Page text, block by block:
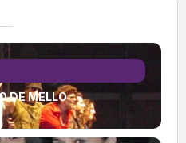
DE MELLO